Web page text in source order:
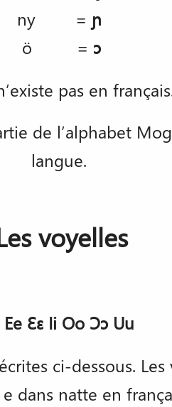
ny = ɲ
ö = ɔ
pas en
de l’alphabet
langue.
voyelles
Ee Ɛɛ Ii Oo Ɔɔ Uu
ci-dessous.
dans natte en